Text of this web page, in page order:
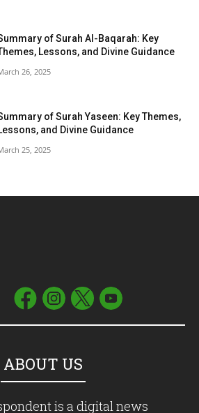
of Surah Al-Baqarah: Key
Lessons, and Divine Guidance
26, 2025
of Surah Yaseen: Key Themes,
and Divine Guidance
25, 2025
ABOUT US
is a digital news